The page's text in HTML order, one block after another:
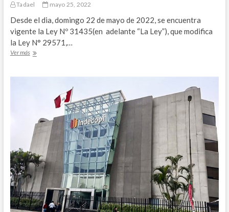
DE
Tadael mayo 25, 2022
Desde el dia, domingo 22 de mayo de 2022, se encuentra
vigente la Ley Nº 31435(en adelante “La Ley”), que modifica
la Ley N° 29571,…
Ver másENTRA
QUE
MODIFICA
LA
LEY
29571,
CÓDIGO
DE
PROTECCIÓN
Y
DEFENSA
DEL